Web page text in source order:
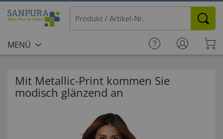
MENÜ
Mit Metallic-Print kommen Sie
modisch glänzend an